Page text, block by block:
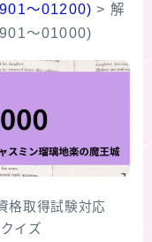
』
リンク集
～01200) > 解
～01000)
格取得試験対応
イズ